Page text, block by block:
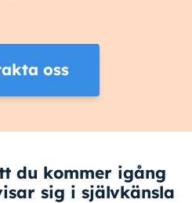
oss
du kommer igång
sig i självkänsla